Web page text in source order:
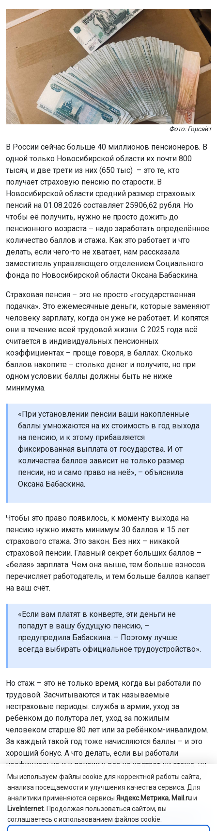
Фото: Горсайт
В России сейчас больше 40 миллионов пенсионеров. В
одной только Новосибирской области их почти 800
тысяч, и две трети из них (650 тыс) – это те, кто
получает страховую пенсию по старости. В
Новосибирской области средний размер страховых
пенсий на 01.08.2026 составляет 25906,62 рубля. Но
чтобы её получить, нужно не просто дожить до
пенсионного возраста – надо заработать определённое
количество баллов и стажа. Как это работает и что
делать, если чего-то не хватает, нам рассказала
заместитель управляющего отделением Социального
фонда по Новосибирской области Оксана Бабаскина.
Страховая пенсия – это не просто «государственная
подачка». Это ежемесячные деньги, которые заменяют
человеку зарплату, когда он уже не работает. И копятся
они в течение всей трудовой жизни. С 2025 года всё
считается в индивидуальных пенсионных
коэффициентах – проще говоря, в баллах. Сколько
баллов накопите – столько денег и получите, но при
одном условии: баллы должны быть не ниже
минимума.
«При установлении пенсии ваши накопленные
баллы умножаются на их стоимость в год выхода
на пенсию, и к этому прибавляется
фиксированная выплата от государства. И от
количества баллов зависит не только размер
пенсии, но и само право на неё», – объяснила
Оксана Бабаскина.
Чтобы это право появилось, к моменту выхода на
пенсию нужно иметь минимум 30 баллов и 15 лет
страхового стажа. Это закон. Без них – никакой
страховой пенсии. Главный секрет больших баллов –
«белая» зарплата. Чем она выше, тем больше взносов
перечисляет работодатель, и тем больше баллов капает
на ваш счёт.
«Если вам платят в конверте, эти деньги не
попадут в вашу будущую пенсию, –
предупредила Бабаскина. – Поэтому лучше
всегда выбирать официальное трудоустройство».
Но стаж – это не только время, когда вы работали по
трудовой. Засчитываются и так называемые
нестраховые периоды: служба в армии, уход за
ребёнком до полутора лет, уход за пожилым
человеком старше 80 лет или за ребёнком-инвалидом.
За каждый такой год тоже начисляются баллы – и это
хороший бонус. А что делать, если вы работали
неофициально и к пенсии у вас не хватает ни стажа, ни
баллов? Такая ситуация, к сожалению, не редкость. Но
выход есть.
«Если вам не хватает стажа или коэффициентов,
вы можете доработать до нужных показателей
Мы используем файлы cookie для корректной работы сайта,
анализа посещаемости и улучшения качества сервиса. Для
аналитики применяются сервисы Яндекс.Метрика, Mail.ruи
LiveInternet . Продолжая пользоваться сайтом, вы
соглашаетесь с использованием файлов cookie.